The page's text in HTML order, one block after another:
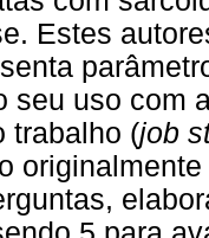
Estes
seu uso com
trabalho (job